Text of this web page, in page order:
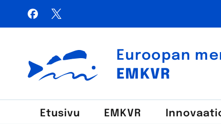
sisältöön
Facebook
Euroopan meri-, kalatalous- ja vesiviljelyrahasto
Euroopan
EMKVR
Etusivu EMKVR